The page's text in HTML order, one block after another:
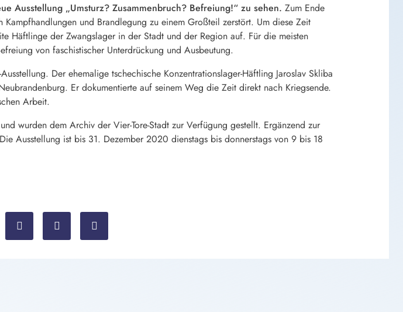
Ausstellung „Umsturz? Zusammenbruch? Befreiung!“ zu sehen. Zum Ende
und Brandlegung zu einem Großteil zerstört. Um diese Zeit
Häftlinge der Zwangslager in der Stadt und der Region auf. Für die meisten
von faschistischer Unterdrückung und Ausbeutung.
Der ehemalige tschechische Konzentrationslager-Häftling Jaroslav Skliba
Er dokumentierte auf seinem Weg die Zeit direkt nach Kriegsende.
Arbeit.
wurden dem Archiv der Vier-Tore-Stadt zur Verfügung gestellt. Ergänzend zur
Ausstellung ist bis 31. Dezember 2020 dienstags bis donnerstags von 9 bis 18